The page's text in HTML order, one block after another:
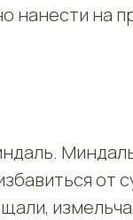
нанести на
от